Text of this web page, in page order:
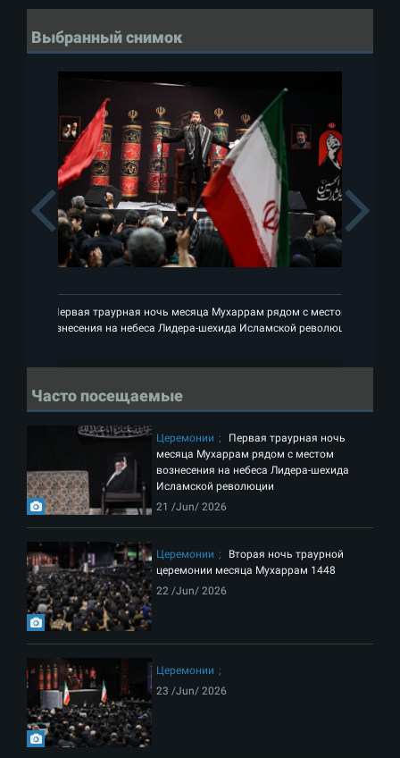
Выбранный снимок
Первая траурная ночь месяца Мухаррам рядом с местом
вознесения на небеса Лидера-шехида Исламской революции
Previous
Часто посещаемые
Церемонии
Первая траурная ночь
месяца Мухаррам рядом с местом
вознесения на небеса Лидера-шехида
Исламской революции
21 /Jun/ 2026
Церемонии
Вторая ночь траурной
церемонии месяца Мухаррам 1448
22 /Jun/ 2026
Церемонии
23 /Jun/ 2026